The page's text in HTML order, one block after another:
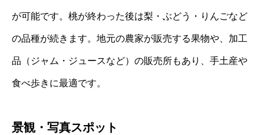
が可能です。桃が終わった後は梨・ぶどう・りんごなど
の品種が続きます。地元の農家が販売する果物や、加工
品（ジャム・ジュースなど）の販売所もあり、手土産や
食べ歩きに最適です。
景観・写真スポット